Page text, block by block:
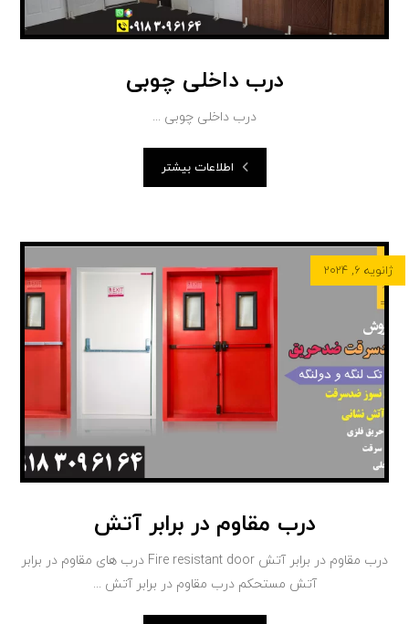
درب داخلی چوبی
درب داخلی چوبی ...
اطلاعات بیشتر
درب مقاوم در برابر آتش
ژانویه ۶, ۲۰۲۴
درب مقاوم در برابر آتش Fire resistant door درب های مقاوم در برابر
آتش مستحکم درب مقاوم در برابر آتش ...